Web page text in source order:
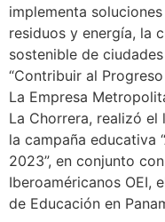
implementa
residuos y energía, la
sostenible de
“Contribuir al
La Empresa
La Chorrera, realizó el
la campaña educativa
2023”, en conjunto
Iberoaméricanos OEI,
de Educación en